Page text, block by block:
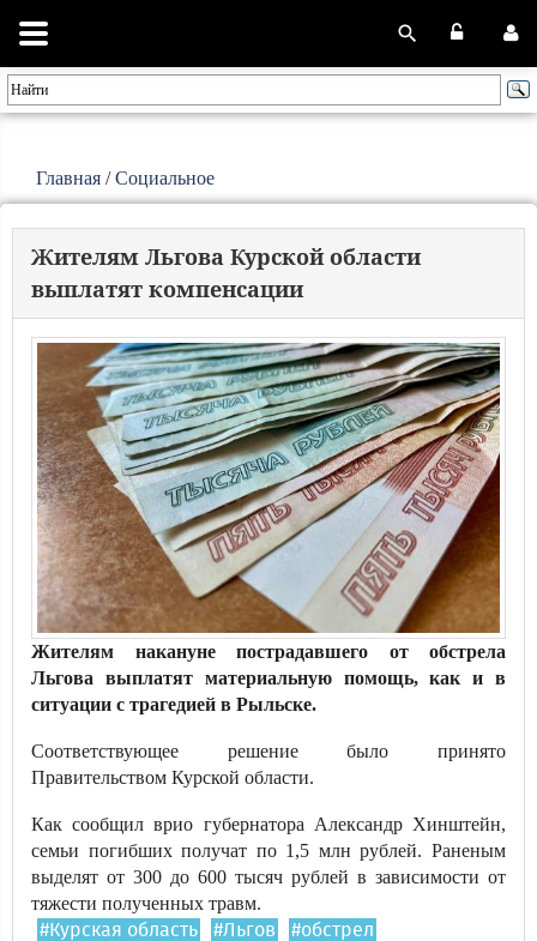
Главная /Социальное
Жителям Льгова Курской области
выплатят компенсации
Жителям накануне пострадавшего от обстрела
Льгова выплатят материальную помощь, как и в
ситуации с трагедией в Рыльске.
Соответствующее решение было принято
Правительством Курской области.
Как сообщил врио губернатора Александр Хинштейн,
семьи погибших получат по 1,5 млн рублей. Раненым
выделят от 300 до 600 тысяч рублей в зависимости от
тяжести полученных травм.
#Курская область #Льгов
#обстрел